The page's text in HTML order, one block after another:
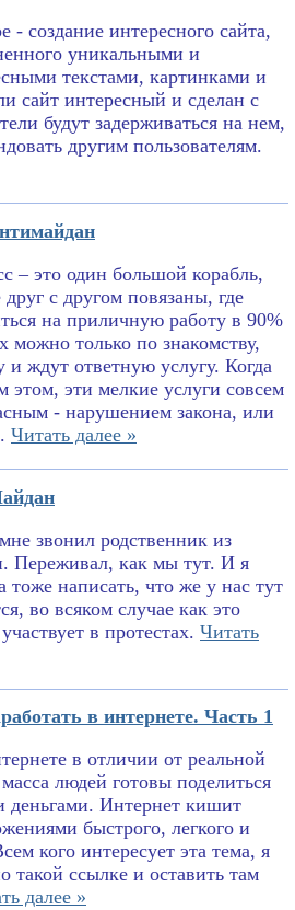
- создание интересного сайта,
уникальными и
текстами, картинками и
сайт интересный и сделан с
будут задерживаться на нем,
другим пользователям.
– это один большой корабль,
друг с другом повязаны, где
на приличную работу в 90%
можно только по знакомству,
и ждут ответную услугу. Когда
этом, эти мелкие услуги совсем
- нарушением закона, или
Читать далее »
звонил родственник из
Переживал, как мы тут. И я
тоже написать, что же у нас тут
во всяком случае как это
в протестах. Читать
в интернете. Часть 1
в отличии от реальной
людей готовы поделиться
деньгами. Интернет кишит
быстрого, легкого и
кого интересует эта тема, я
такой ссылке и оставить там
далее »